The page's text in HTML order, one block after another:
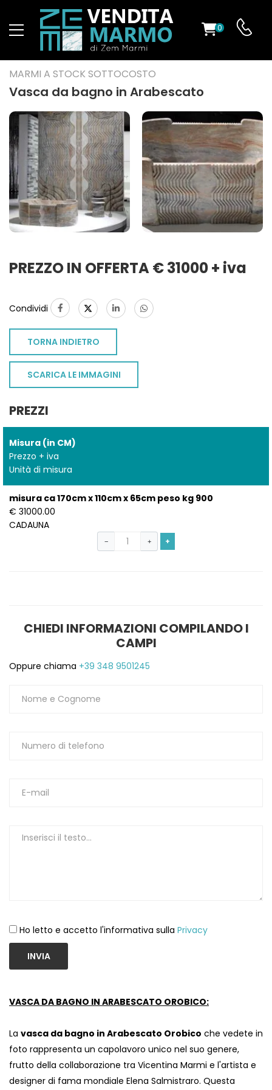
0
MARMI A STOCK SOTTOCOSTO
Vasca da bagno in Arabescato
PREZZO IN OFFERTA € 31000 + iva
Condividi
TORNA INDIETRO
SCARICA LE IMMAGINI
PREZZI
Misura (in CM)
Prezzo + iva
Unità di misura
misura ca 170cm x 110cm x 65cm peso kg 900
€ 31000.00
CADAUNA
− + +
CHIEDI INFORMAZIONI COMPILANDO I
CAMPI
Oppure chiama +39 348 9501245
Ho letto e accetto l'informativa sulla Privacy
INVIA
VASCA DA BAGNO IN ARABESCATO OROBICO:
La vasca da bagno in Arabescato Orobico che vedete in
foto rappresenta un capolavoro unico nel suo genere,
frutto della collaborazione tra Vicentina Marmi e l'artista e
designer di fama mondiale Elena Salmistraro. Questa